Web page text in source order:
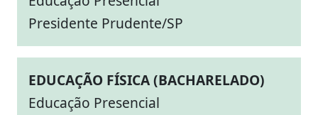
Presidente Prudente/SP
EDUCAÇÃO FÍSICA (BACHARELADO)
Educação Presencial